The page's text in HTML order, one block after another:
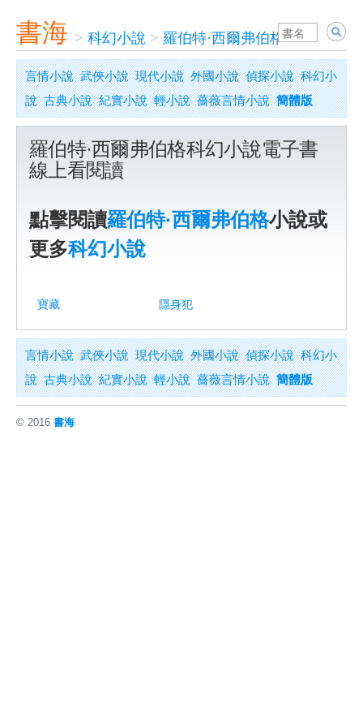
書海 > 科幻小說 > 羅伯特·西爾弗伯格
言情小說 武俠小說 現代小說 外國小說 偵探小說 科幻小
說 古典小說 紀實小說 輕小說 薔薇言情小說 簡體版
羅伯特·西爾弗伯格科幻小說電子書
線上看閱讀
點擊閱讀羅伯特·西爾弗伯格小說或
更多科幻小說
寶藏 隱身犯
言情小說 武俠小說 現代小說 外國小說 偵探小說 科幻小
說 古典小說 紀實小說 輕小說 薔薇言情小說 簡體版
© 2016 書海